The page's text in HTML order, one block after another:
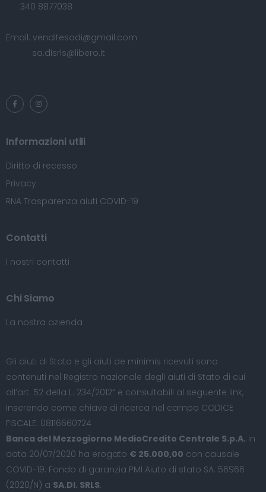
340 8877038
Email: venditesadi@gmail.com
sa.disrls@libero.it
Informazioni utili
Diritto di recesso
Privacy
RNA Trasparenza aiuti COVID-19
Contatti
I nostri contatti
Chi Siamo
La nostra azienda
Gli aiuti di Stato e gli aiuti de minimis ricevuti sono
contenuti nel Registro nazionale degli aiuti di Stato di cui
all’art. 52 della L. 234/2012” e consultabili al seguente link,
inserendo come chiave di ricerca nel campo CODICE
FISCALE: 08116660724
Banca del Mezzogiorno MedioCredito Centrale S.p.A. in
data 20/07/2020 ha erogato € 25.000,00 con causale
COVID-19: Fondo di garanzia PMI Aiuto di stato SA. 56966
(2020/N) a SA.DI. SRLS.